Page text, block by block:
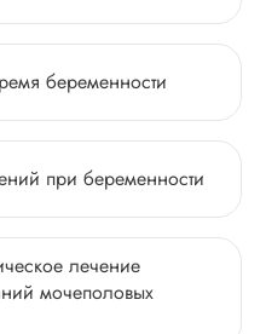
беременности
при беременности
лечение
мочеполовых